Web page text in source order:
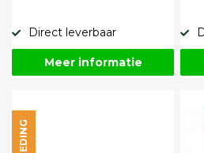
Direct leverbaar
Meer informatie